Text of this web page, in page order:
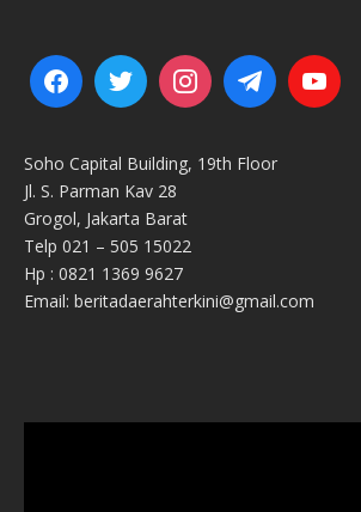
Soho Capital Building, 19th Floor
Jl. S. Parman Kav 28
Grogol, Jakarta Barat
Telp 021 – 505 15022
Hp : 0821 1369 9627
Email: beritadaerahterkini@gmail.com